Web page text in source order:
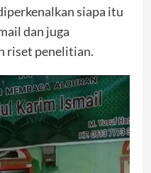
siapa itu
dan juga
riset penelitian.